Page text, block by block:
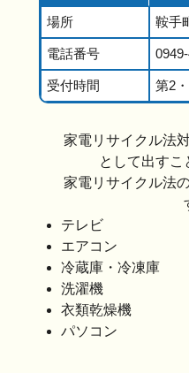
場所 鞍手
電話番号
受付時間 第2
家電リサイクル法
として出すこ
家電リサイクル法
テレビ
エアコン
冷蔵庫・冷凍庫
洗濯機
衣類乾燥機
パソコン